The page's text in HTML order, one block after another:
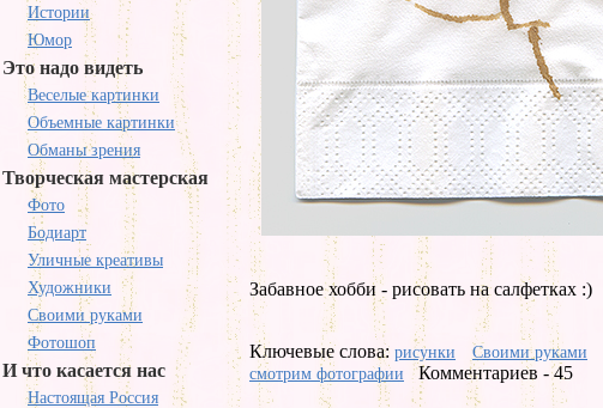
Истории
Юмор
Это надо видеть
Веселые картинки
Объемные картинки
Обманы зрения
Творческая мастерская
Фото
Бодиарт
Уличные креативы
Художники
Своими руками
Фотошоп
И что касается нас
Настоящая Россия
Забавное хобби - рисовать на салфетках :)
Ключевые слова: рисунки Своими руками
смотрим фотографии
Комментариев - 45